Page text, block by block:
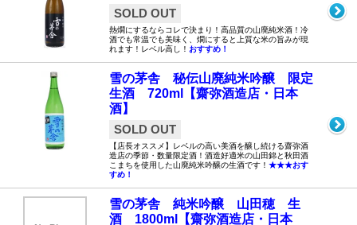
SOLD OUT
熱燗にするならコレで決まり！高品質の山廃純米酒！冷
酒でも常温でも美味く、燗にすると上質な米の旨みが現
れます！レベル高し！ おすすめ！
雪の茅舎 秘伝山廃純米吟醸 限定
生酒 720ml【齋弥酒造店・日本
酒】
SOLD OUT
【店長オススメ】レベルの高い美酒を醸し続ける齋弥酒
造店の季節・数量限定酒！酒造好適米の山田錦と秋田酒
こまちを使用した山廃純米吟醸の生酒です！ ★★★おす
すめ！
雪の茅舎 純米吟醸 山田穂 生
酒 1800ml【齋弥酒造店・日本